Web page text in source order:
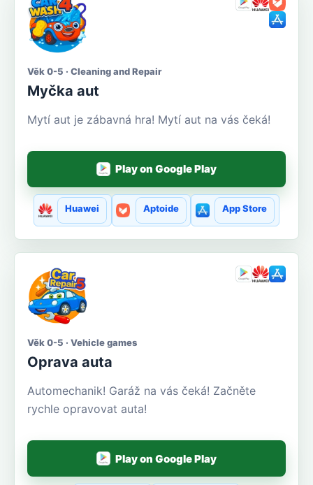
Věk 0-5 · Cleaning and Repair
Myčka aut
Mytí aut je zábavná hra! Mytí aut na vás čeká!
Play on Google Play
Huawei Aptoide App Store
Věk 0-5 · Vehicle games
Oprava auta
Automechanik! Garáž na vás čeká! Začněte
rychle opravovat auta!
Play on Google Play